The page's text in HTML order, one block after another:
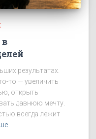
результатах.
то — увеличить
открыть
давнюю мечту.
всегда лежит